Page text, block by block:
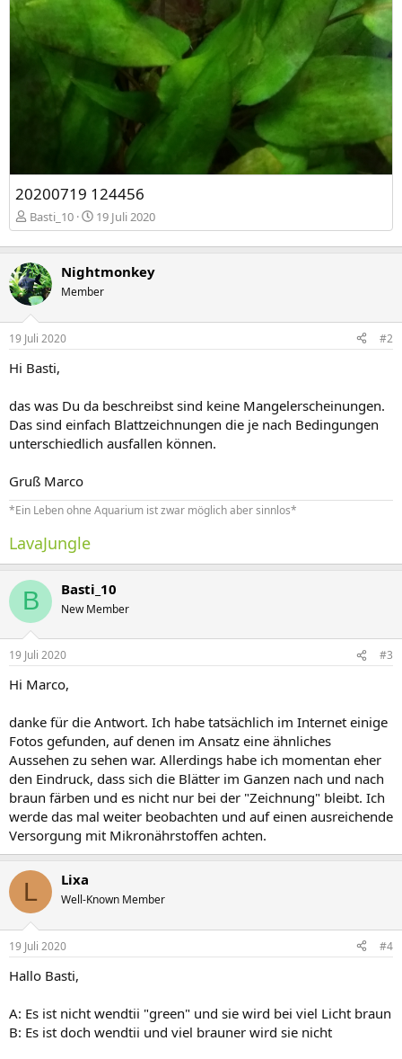
20200719 124456
Basti_10 19 Juli 2020
Nightmonkey
Member
19 Juli 2020 #2
Hi Basti,
das was Du da beschreibst sind keine Mangelerscheinungen.
Das sind einfach Blattzeichnungen die je nach Bedingungen
unterschiedlich ausfallen können.
Gruß Marco
*Ein Leben ohne Aquarium ist zwar möglich aber sinnlos*
LavaJungle
B Basti_10
New Member
19 Juli 2020 #3
Hi Marco,
danke für die Antwort. Ich habe tatsächlich im Internet einige
Fotos gefunden, auf denen im Ansatz eine ähnliches
Aussehen zu sehen war. Allerdings habe ich momentan eher
den Eindruck, dass sich die Blätter im Ganzen nach und nach
braun färben und es nicht nur bei der "Zeichnung" bleibt. Ich
werde das mal weiter beobachten und auf einen ausreichende
Versorgung mit Mikronährstoffen achten.
L Lixa
Well-Known Member
19 Juli 2020 #4
Hallo Basti,
A: Es ist nicht wendtii "green" und sie wird bei viel Licht braun
B: Es ist doch wendtii und viel brauner wird sie nicht